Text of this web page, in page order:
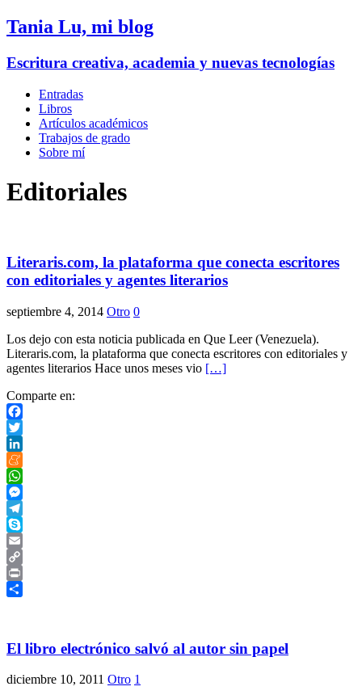
Tania Lu, mi blog
Escritura creativa, academia y nuevas tecnologías
Entradas
Libros
Artículos académicos
Trabajos de grado
Sobre mí
Editoriales
Literaris.com, la plataforma que conecta escritores
con editoriales y agentes literarios
septiembre 4, 2014 Otro 0
Los dejo con esta noticia publicada en Que Leer (Venezuela).
Literaris.com, la plataforma que conecta escritores con editoriales y
agentes literarios Hace unos meses vio […]
Comparte en:
Facebook
Twitter
LinkedIn
Meneame
WhatsApp
Messenger
Telegram
Skype
Email
Copy
Link
Print
El libro electrónico salvó al autor sin papel
diciembre 10, 2011 Otro 1